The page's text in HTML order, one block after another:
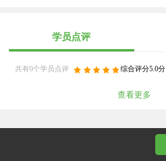
学员点评
共有0个学员点评 综合评分5.0分
查看更多